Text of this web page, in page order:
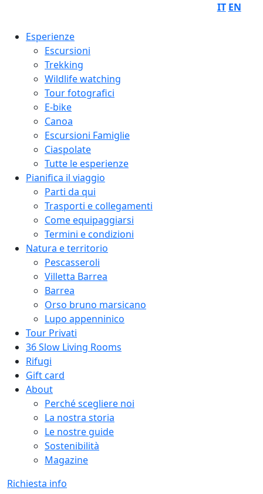
IT EN
Esperienze
Escursioni
Trekking
Wildlife watching
Tour fotografici
E-bike
Canoa
Escursioni Famiglie
Ciaspolate
Tutte le esperienze
Pianifica il viaggio
Parti da qui
Trasporti e collegamenti
Come equipaggiarsi
Termini e condizioni
Natura e territorio
Pescasseroli
Villetta Barrea
Barrea
Orso bruno marsicano
Lupo appenninico
Tour Privati
36 Slow Living Rooms
Rifugi
Gift card
About
Perché scegliere noi
La nostra storia
Le nostre guide
Sostenibilità
Magazine
Richiesta info